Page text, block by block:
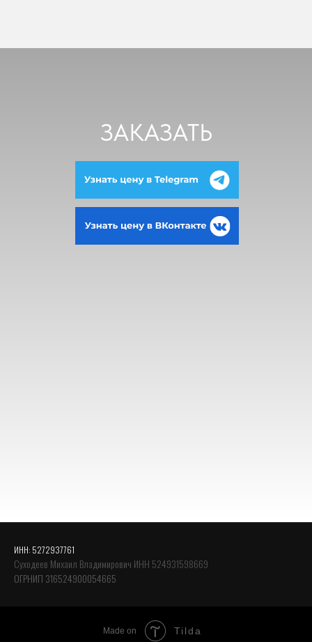
ЗАКАЗАТЬ
ИНН: 5272937761
Суходеев Михаил Владимирович ИНН 524931598669
ОГРНИП 316524900054665
Made on Tilda